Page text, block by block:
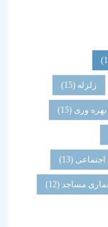
(15)
(13)
(12)